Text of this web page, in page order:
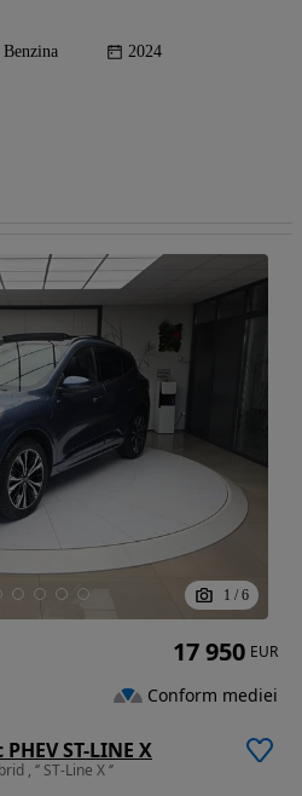
Benzina 2024
1 / 6
ST-LINE X
, ‘’ ST-Line X ‘’
17 950 EUR
Conform mediei